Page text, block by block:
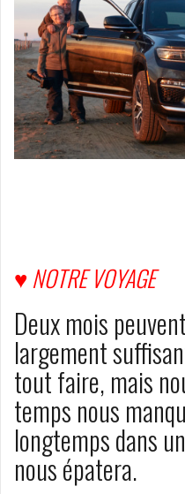
♥ NOTRE VOYAGE
Deux mois
largement
tout faire, mais
temps nous
longtemps dans
nous épatera.